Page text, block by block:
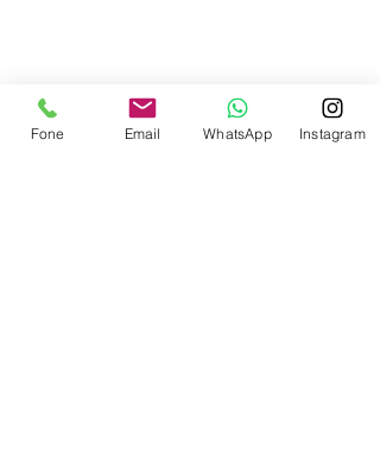
Fone Email WhatsApp Instagram